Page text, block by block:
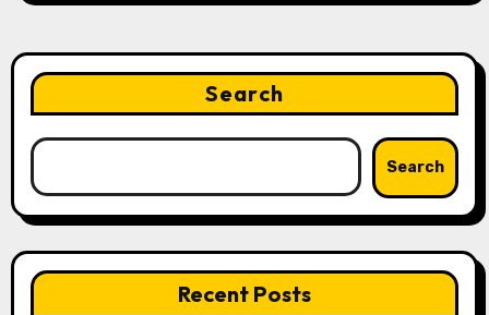
Search
Search
Recent Posts